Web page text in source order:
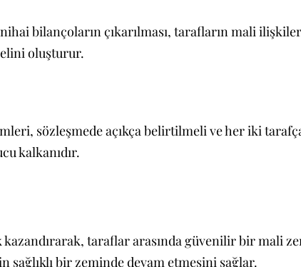
bilançoların çıkarılması, tarafların mali
oluşturur.
sözleşmede açıkça belirtilmeli ve her iki
kalkanıdır.
taraflar arasında güvenilir bir mali
bir zeminde devam etmesini sağlar.